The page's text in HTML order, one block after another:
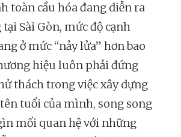
toàn cầu hóa đang diễn ra
Sài Gòn, mức độ cạnh
ở mức “nảy lửa” hơn bao
hiệu luôn phải đứng
thách trong việc xây dựng
tuổi của mình, song song
mối quan hệ với những